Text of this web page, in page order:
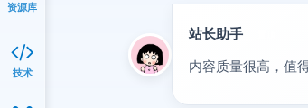
站长助手
内容质量很高，值
资源库
技术